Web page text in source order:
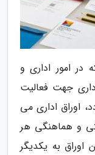
در امور اداری و
جهت فعالیت
اوراق اداری می
و هماهنگی هر
اوراق به یکدیگر